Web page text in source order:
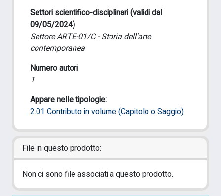
Settori scientifico-disciplinari (validi dal
09/05/2024)
Settore ARTE-01/C - Storia dell'arte
contemporanea
Numero autori
1
Appare nelle tipologie:
2.01 Contributo in volume (Capitolo o Saggio)
File in questo prodotto:
Non ci sono file associati a questo prodotto.